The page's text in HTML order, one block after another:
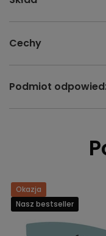
Cechy
Podmiot
Okazja
Nasz bestseller